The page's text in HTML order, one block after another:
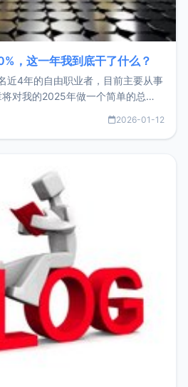
，这一年我到底干了什么？
近4年的自由职业者，目前主要从事
对我的2025年做一个简单的总
充实，2026年不求突破，但求保
2026-01-12